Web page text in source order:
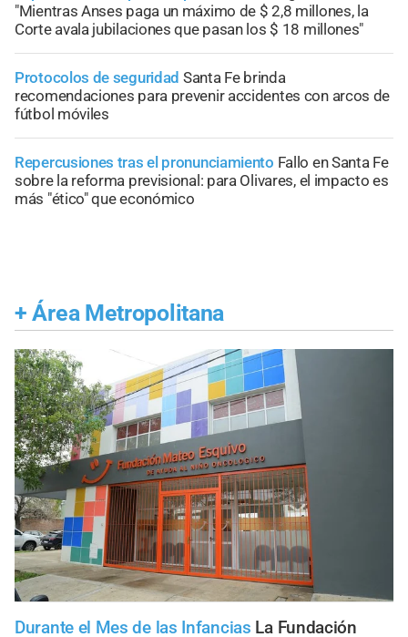
"Mientras Anses paga un máximo de $ 2,8 millones, la
Corte avala jubilaciones que pasan los $ 18 millones"
Protocolos de seguridad Santa Fe brinda
recomendaciones para prevenir accidentes con arcos de
fútbol móviles
Repercusiones tras el pronunciamiento Fallo en Santa Fe
sobre la reforma previsional: para Olivares, el impacto es
más "ético" que económico
+ Área Metropolitana
Durante el Mes de las Infancias La Fundación